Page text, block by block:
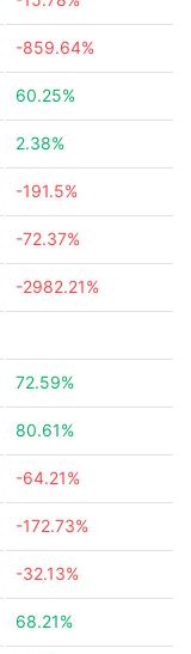
-859.64%
60.25%
2.38%
-191.5%
-72.37%
-2982.21%
72.59%
80.61%
-64.21%
-172.73%
-32.13%
68.21%